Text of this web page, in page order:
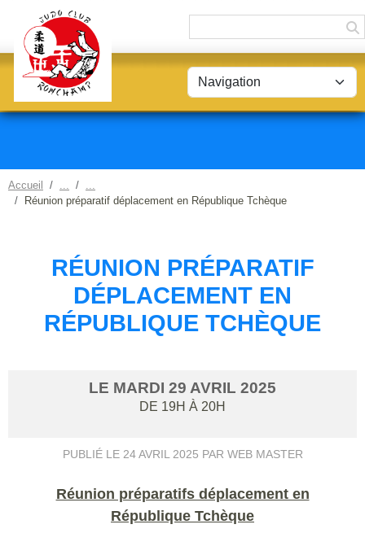
Accueil
Réunion préparatif déplacement en République Tchèque
RÉUNION PRÉPARATIF
DÉPLACEMENT EN
RÉPUBLIQUE TCHÈQUE
LE MARDI 29 AVRIL 2025
DE 19H À 20H
PUBLIÉ LE 24 AVRIL 2025 PAR WEB MASTER
Réunion préparatifs déplacement en
République Tchèque
Panneau de gestion des cookies